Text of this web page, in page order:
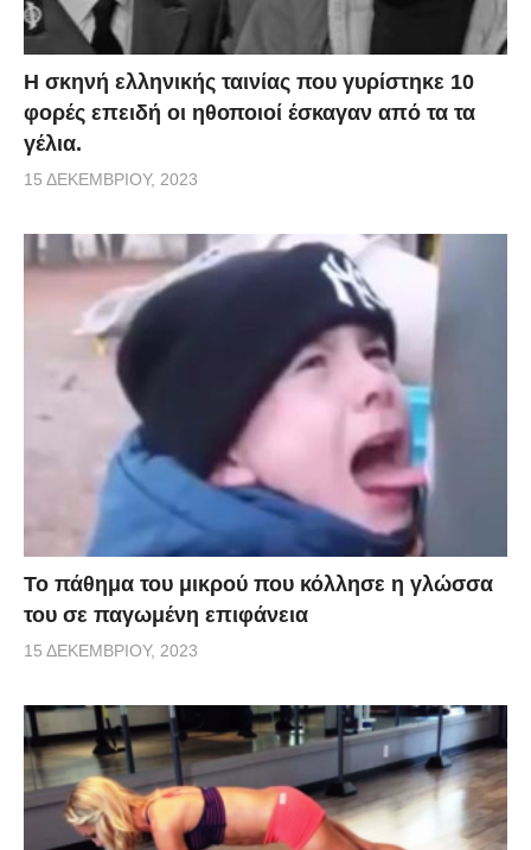
H σκηνή ελληνικής ταινίας που γυρίστηκε 10
φορές επειδή οι ηθοποιοί έσκαγαν από τα τα
γέλια.
15 ΔΕΚΕΜΒΡΊΟΥ, 2023
Το πάθημα του μικρού που κόλλησε η γλώσσα
του σε παγωμένη επιφάνεια
15 ΔΕΚΕΜΒΡΊΟΥ, 2023